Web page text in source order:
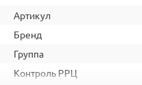
Артикул
Бренд
Группа
Контроль РРЦ